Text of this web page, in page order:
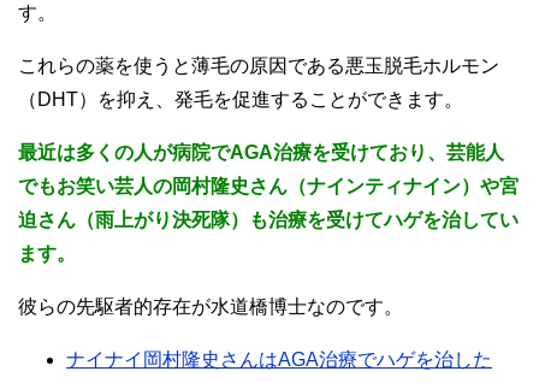
す。
これらの薬を使うと薄毛の原因である悪玉脱毛ホルモン
（DHT）を抑え、発毛を促進することができます。
最近は多くの人が病院でAGA治療を受けており、芸能人
でもお笑い芸人の岡村隆史さん（ナインティナイン）や宮
迫さん（雨上がり決死隊）も治療を受けてハゲを治してい
ます。
彼らの先駆者的存在が水道橋博士なのです。
ナイナイ岡村隆史さんはAGA治療でハゲを治した